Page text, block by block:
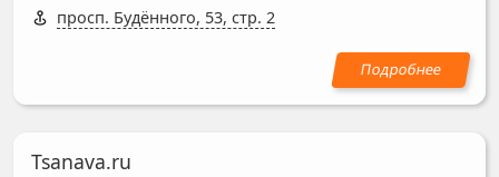
просп. Будённого, 53, стр. 2
Tsanava.ru